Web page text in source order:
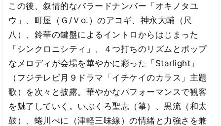
この後、叙情的なバラードナンバー「オキノタユ
ウ」、町屋（Ｇ/Ｖo.）のアコギ、神永大輔（尺
八）、鈴華の鍵盤によるイントロからはじまった
「シンクロニシティ」、４つ打ちのリズムとポップ
なメロディが会場を華やかに彩った「Starlight」
（フジテレビ月９ドラマ「イチケイのカラス」主題
歌）を次々と披露。華やかなパフォーマンスで観客
を魅了していく。いぶくろ聖志（箏）、黒流（和太
鼓）、蜷川べに（津軽三味線）の情緒と力強さを兼